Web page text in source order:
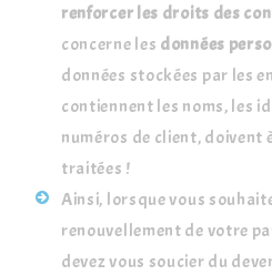
renforcer les droits des
concerne les données
données stockées par les
contiennent les noms, les
numéros de client, doivent
traitées !
Ainsi, lorsque vous
renouvellement de votre
devez vous soucier du